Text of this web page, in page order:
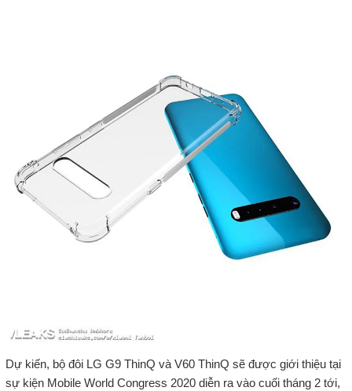
Dự kiến, bộ đôi LG G9 ThinQ và V60 ThinQ sẽ được giới thiệu tại
sự kiện Mobile World Congress 2020 diễn ra vào cuối tháng 2 tới,